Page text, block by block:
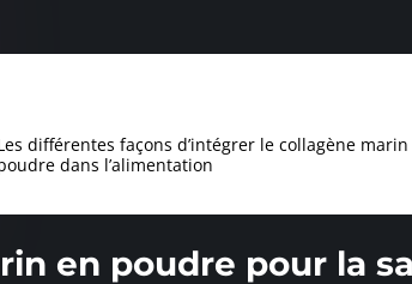
différentes façons d’intégrer le collagène marin
dans l’alimentation
en poudre pour la